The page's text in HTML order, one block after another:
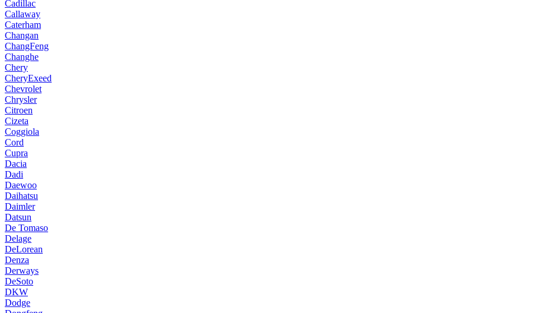
Cadillac
Callaway
Caterham
Changan
ChangFeng
Changhe
Chery
CheryExeed
Chevrolet
Chrysler
Citroen
Cizeta
Coggiola
Cord
Cupra
Dacia
Dadi
Daewoo
Daihatsu
Daimler
Datsun
De Tomaso
Delage
DeLorean
Denza
Derways
DeSoto
DKW
Dodge